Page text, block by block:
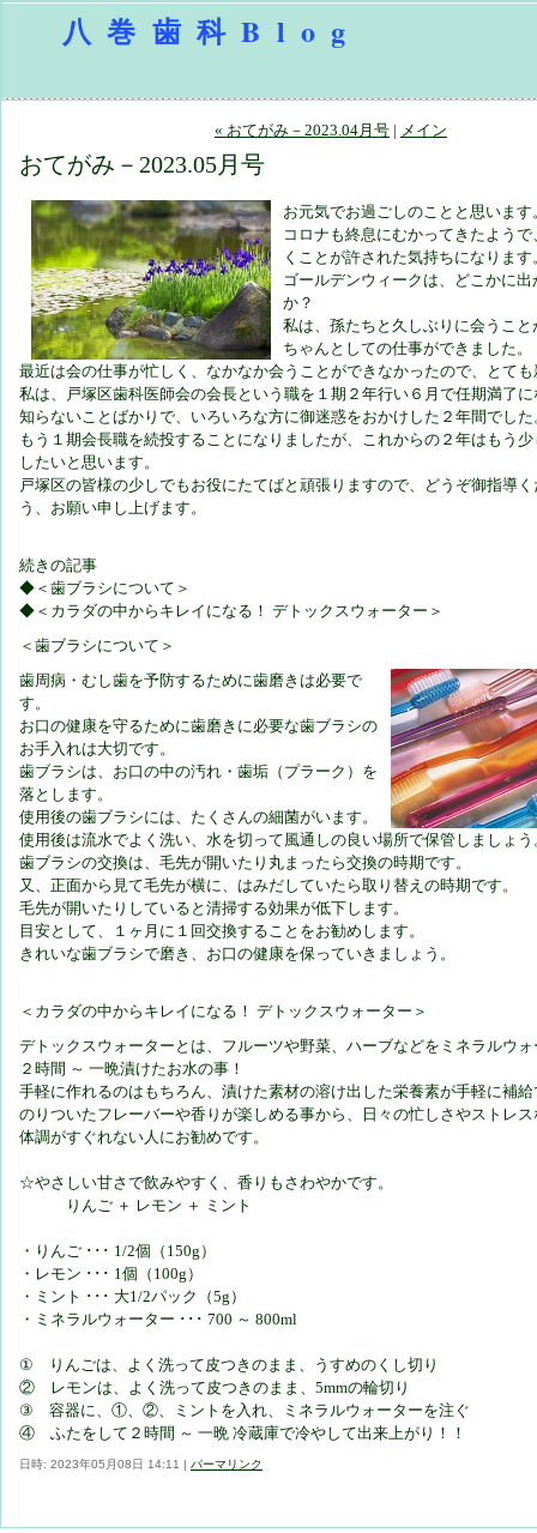
八巻歯科Blog
« おてがみ－2023.04月号 | メイン
おてがみ－2023.05月号
お元気でお過ごしのことと思います
コロナも終息にむかってきたよう
くことが許された気持ちになります
ゴールデンウィークは、どこかに
か？
私は、孫たちと久しぶりに会うこ
ちゃんとしての仕事ができました。
最近は会の仕事が忙しく、なかなか会うことができなかったので、とて
私は、戸塚区歯科医師会の会長という職を１期２年行い６月で任期満了
知らないことばかりで、いろいろな方に御迷惑をおかけした２年間でした
もう１期会長職を続投することになりましたが、これからの２年はもう
したいと思います。
戸塚区の皆様の少しでもお役にたてばと頑張りますので、どうぞ御指導
う、お願い申し上げます。
続きの記事
◆＜歯ブラシについて＞
◆＜カラダの中からキレイになる！ デトックスウォーター＞
＜歯ブラシについて＞
歯周病・むし歯を予防するために歯磨きは必要で
す。
お口の健康を守るために歯磨きに必要な歯ブラシの
お手入れは大切です。
歯ブラシは、お口の中の汚れ・歯垢（プラーク）を
落とします。
使用後の歯ブラシには、たくさんの細菌がいます。
使用後は流水でよく洗い、水を切って風通しの良い場所で保管しましょう
歯ブラシの交換は、毛先が開いたり丸まったら交換の時期です。
又、正面から見て毛先が横に、はみだしていたら取り替えの時期です。
毛先が開いたりしていると清掃する効果が低下します。
目安として、１ヶ月に１回交換することをお勧めします。
きれいな歯ブラシで磨き、お口の健康を保っていきましょう。
＜カラダの中からキレイになる！ デトックスウォーター＞
デトックスウォーターとは、フルーツや野菜、ハーブなどをミネラルウ
２時間 ～ 一晩漬けたお水の事！
手軽に作れるのはもちろん、漬けた素材の溶け出した栄養素が手軽に補
のりついたフレーバーや香りが楽しめる事から、日々の忙しさやストレ
体調がすぐれない人にお勧めです。
☆やさしい甘さで飲みやすく、香りもさわやかです。
りんご ＋ レモン ＋ ミント
・りんご ･･･ 1/2個（150g）
・レモン ･･･ 1個（100g）
・ミント ･･･ 大1/2パック（5g）
・ミネラルウォーター ･･･ 700 ～ 800ml
① りんごは、よく洗って皮つきのまま、うすめのくし切り
② レモンは、よく洗って皮つきのまま、5mmの輪切り
③ 容器に、①、②、ミントを入れ、ミネラルウォーターを注ぐ
④ ふたをして２時間 ～ 一晩 冷蔵庫で冷やして出来上がり！！
日時: 2023年05月08日 14:11 | パーマリンク